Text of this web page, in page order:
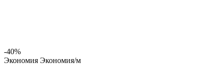
-40%
Экономия Экономия/м